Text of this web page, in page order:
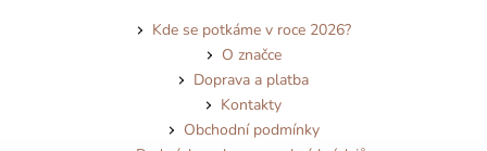
Kde se potkáme v roce 2026?
O značce
Doprava a platba
Kontakty
Obchodní podmínky